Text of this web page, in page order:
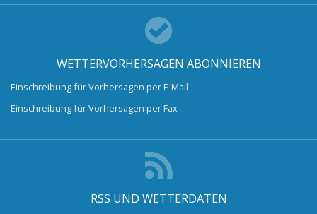
WETTERVORHERSAGEN ABONNIEREN
Einschreibung für Vorhersagen per E-Mail
Einschreibung für Vorhersagen per Fax
RSS UND WETTERDATEN